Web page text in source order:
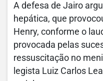
A defesa de Jairo
hepática, que
Henry, conforme o
provocada pelas
ressuscitação no
legista Luiz Carlos